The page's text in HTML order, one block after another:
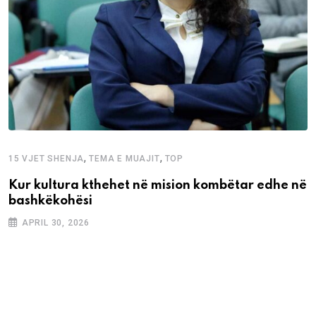
15 VJET SHENJA,TEMA E MUAJIT, TOP
Kur kultura kthehet në mision kombëtar edhe në
bashkëkohësi
APRIL 30, 2026